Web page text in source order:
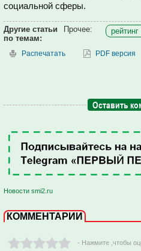
социальной сферы.
Другие статьи
по темам:
Прочее:
Распечатать PDF версия
Оставить
Новости smi2.ru
КОММЕНТАРИИ
- Нажмите ,чтобы